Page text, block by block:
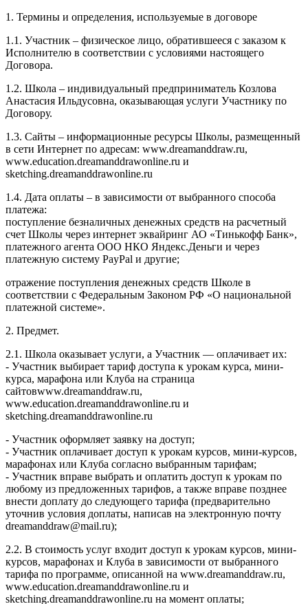
1. Термины и определения, используемые в договоре
1.1. Участник – физическое лицо, обратившееся с заказом к
Исполнителю в соответствии с условиями настоящего
Договора.
1.2. Школа – индивидуальный предприниматель Козлова
Анастасия Ильдусовна, оказывающая услуги Участнику по
Договору.
1.3. Сайты – информационные ресурсы Школы, размещенный
в сети Интернет по адресам: www.dreamanddraw.ru,
www.education.dreamanddrawonline.ru и
sketching.dreamanddrawonline.ru
1.4. Дата оплаты – в зависимости от выбранного способа
платежа:
поступление безналичных денежных средств на расчетный
счет Школы через интернет эквайринг АО «Тинькофф Банк»,
платежного агента ООО НКО Яндекс.Деньги и через
платежную систему PayPal и другие;
отражение поступления денежных средств Школе в
соответствии с Федеральным Законом РФ «О национальной
платежной системе».
2. Предмет.
2.1. Школа оказывает услуги, а Участник — оплачивает их:
- Участник выбирает тариф доступа к урокам курса, мини-
курса, марафона или Клуба на страница
сайтовwww.dreamanddraw.ru,
www.education.dreamanddrawonline.ru и
sketching.dreamanddrawonline.ru
- Участник оформляет заявку на доступ;
- Участник оплачивает доступ к урокам курсов, мини-курсов,
марафонах или Клуба согласно выбранным тарифам;
- Участник вправе выбрать и оплатить доступ к урокам по
любому из предложенных тарифов, а также вправе позднее
внести доплату до следующего тарифа (предварительно
уточнив условия доплаты, написав на электронную почту
dreamanddraw@mail.ru);
2.2. В стоимость услуг входит доступ к урокам курсов, мини-
курсов, марафонах и Клуба в зависимости от выбранного
тарифа по программе, описанной на www.dreamanddraw.ru,
www.education.dreamanddrawonline.ru и
sketching.dreamanddrawonline.ru на момент оплаты;